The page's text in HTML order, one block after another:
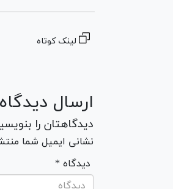
لینک کوتاه
ارسال دیدگاه
دیدگاهتان را
نشانی ایمیل شما
* دیدگاه